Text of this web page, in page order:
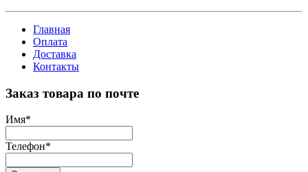
Главная
Оплата
Доставка
Контакты
Заказ товара по почте
Имя*
Телефон*